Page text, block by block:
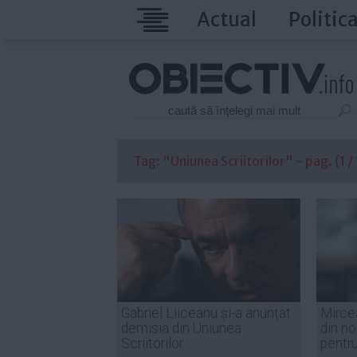
Actual
Tag: "Uniunea Scriitorilor" - pag. (1 /
Gabriel Liiceanu și-a anunțat
demisia din Uniunea
Scriitorilor
din